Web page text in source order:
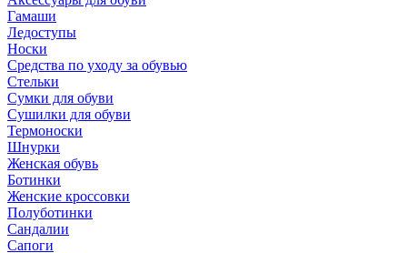
Гамаши
Ледоступы
Носки
Средства по уходу за обувью
Стельки
Сумки для обуви
Сушилки для обуви
Термоноски
Шнурки
Женская обувь
Ботинки
Женские кроссовки
Полуботинки
Сандалии
Сапоги